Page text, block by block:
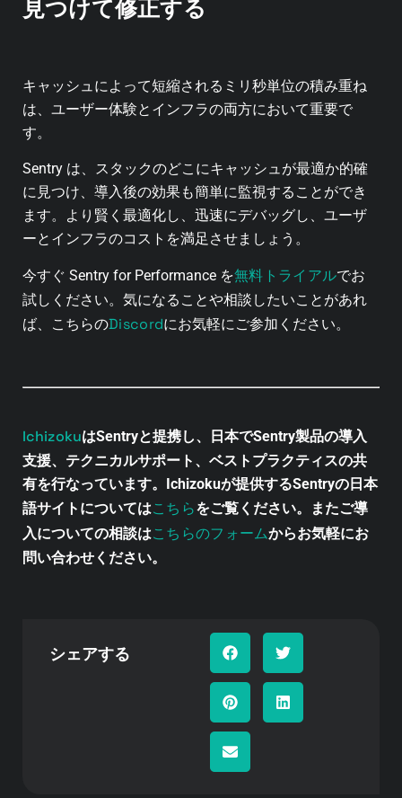
見つけて修正する
キャッシュによって短縮されるミリ秒単位の積み重ね
は、ユーザー体験とインフラの両方において重要で
す。
Sentry は、スタックのどこにキャッシュが最適か的確
に見つけ、導入後の効果も簡単に監視することができ
ます。
より賢く最適化し、迅速にデバッグし、ユーザ
ーとインフラのコストを満足させましょう。
今すぐ Sentry for Performance を無料トライアルでお
試しください。 気になることや相談したいことがあれ
ば、こちらのDiscordにお気軽にご参加ください。
IchizokuはSentryと提携し、日本でSentry製品の導入
支援、テクニカルサポート、ベストプラクティスの共
有を行なっています。Ichizokuが提供するSentryの日本
語サイトについてはこちらをご覧ください。またご導
入についての相談はこちらのフォームからお気軽にお
問い合わせください。
シェアする